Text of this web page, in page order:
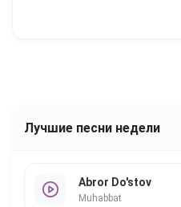
Лучшие песни недели
Abror Do'stov
Muhabbat